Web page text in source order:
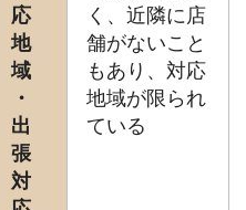
応
地
域
・
出
張
対
く、近隣に店
舗がないこと
もあり、対応
地域が限られ
ている